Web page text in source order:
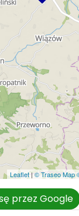
Leaflet | © Traseo Map
przez Google